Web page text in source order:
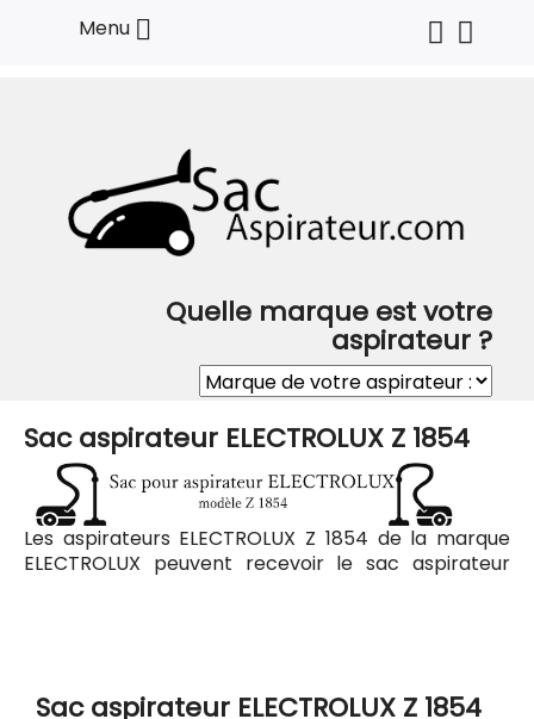
Menu 
Quelle marque est votre
aspirateur ?
Sac aspirateur ELECTROLUX Z 1854
Les aspirateurs ELECTROLUX Z 1854 de la marque
ELECTROLUX peuvent recevoir le sac aspirateur
Sac aspirateur ELECTROLUX Z 1854